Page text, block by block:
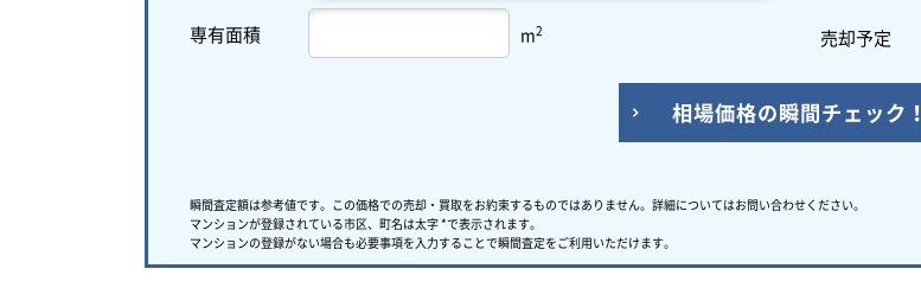
専有面積 m2 売却予定
相場価格の瞬間チェック！
瞬間査定額は参考値です。この価格での売却・買取をお約束するものではありません。 詳細についてはお問い合わせください。
マンションが登録されている市区、町名は太字 *で表示されます。
マンションの登録がない場合も必要事項を入力することで瞬間査定をご利用いただけます。